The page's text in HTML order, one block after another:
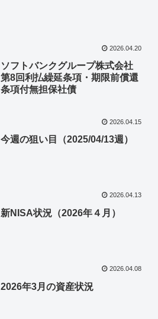
2026.04.20
ソフトバンクグループ株式会社
第8回利払繰延条項・期限前償還
条項付無担保社債
2026.04.15
今週の狙い目（2025/04/13週）
2026.04.13
新NISA状況（2026年４月）
2026.04.08
2026年3月の資産状況